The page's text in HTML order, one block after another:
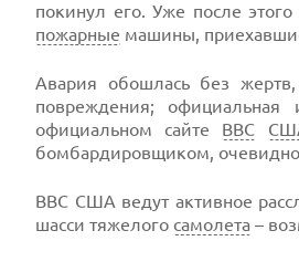
покинул его. Уже после
пожарные машины,
Авария обошлась без
повреждения;
официальном сайте ВВС
бомбардировщиком,
ВВС США ведут активное
шасси тяжелого самолета –